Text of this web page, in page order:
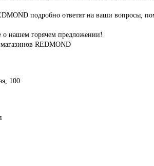
подробно ответят на ваши вопросы,
о нашем горячем предложении!
REDMOND
100